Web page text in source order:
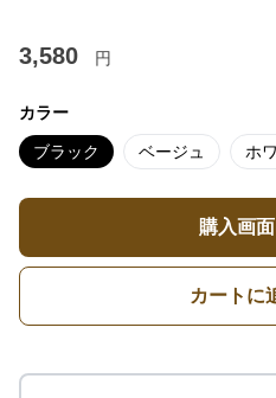
3,580 円
カラー
ブラック ベージュ ホ
購入画
カートに